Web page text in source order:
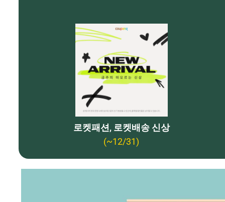
로켓패션, 로켓배송 신상
(~12/31)